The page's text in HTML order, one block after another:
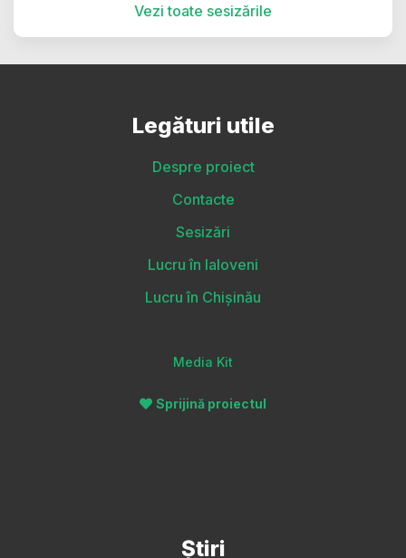
Vezi toate sesizările
Legături utile
Despre proiect
Contacte
Sesizări
Lucru în Ialoveni
Lucru în Chișinău
Media Kit
Sprijină proiectul
Știri